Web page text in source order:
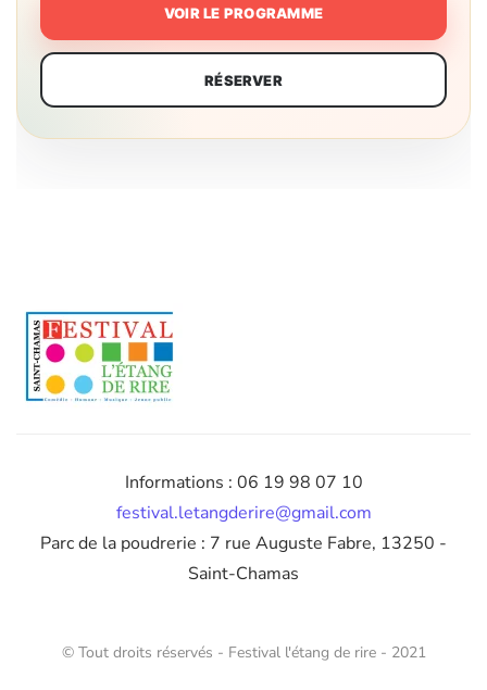
VOIR LE PROGRAMME
RÉSERVER
Informations : 06 19 98 07 10
festival.letangderire@gmail.com
Parc de la poudrerie : 7 rue Auguste Fabre, 13250 -
Saint-Chamas
© Tout droits réservés - Festival l'étang de rire- 2021